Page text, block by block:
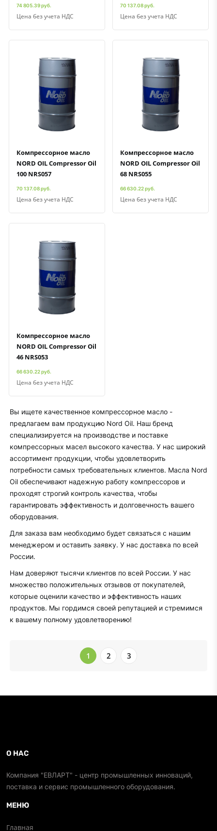
74 805.39 руб.
Цена без учета НДС
70 137.08 руб.
Цена без учета НДС
Компрессорное масло
NORD OIL Compressor Oil
100 NRS057
70 137.08 руб.
Цена без учета НДС
Компрессорное масло
NORD OIL Compressor Oil
68 NRS055
66 630.22 руб.
Цена без учета НДС
Компрессорное масло
NORD OIL Compressor Oil
46 NRS053
66 630.22 руб.
Цена без учета НДС
Вы ищете качественное компрессорное масло -
предлагаем вам продукцию Nord Oil. Наш бренд
специализируется на производстве и поставке
компрессорных масел высокого качества. У нас широкий
ассортимент продукции, чтобы удовлетворить
потребности самых требовательных клиентов. Масла Nord
Oil обеспечивают надежную работу компрессоров и
проходят строгий контроль качества, чтобы
гарантировать эффективность и долговечность вашего
оборудования.
Для заказа вам необходимо будет связаться с нашим
менеджером и оставить заявку. У нас доставка по всей
России.
Нам доверяют тысячи клиентов по всей России. У нас
множество положительных отзывов от покупателей,
которые оценили качество и эффективность наших
продуктов. Мы гордимся своей репутацией и стремимся
к вашему полному удовлетворению!
1 2 3
О НАС
Компания "ЕВЛАРТ" - центр промышленных инноваций,
поставка и сервис промышленного оборудования.
МЕНЮ
Главная